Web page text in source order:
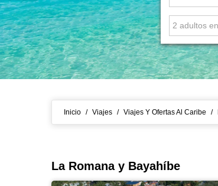
Inicio / Viajes / Viajes Y Ofertas Al Caribe /
La Romana y Bayahíbe